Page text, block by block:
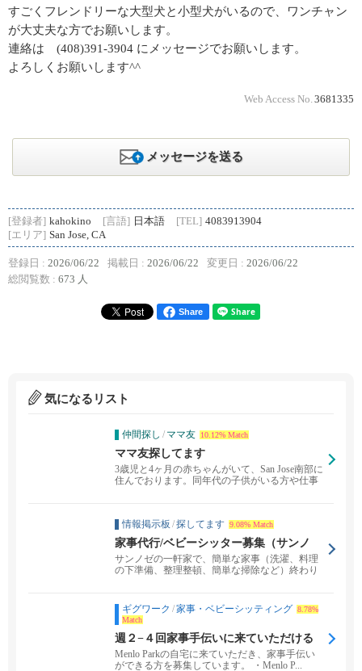
すごくフレンドリーな大型犬と小型犬がいるので、ワンチャン
が大丈夫な方でお願いします。
連絡は (408)391-3904 にメッセージでお願いします。
よろしくお願いします^^
Web Access No. 3681335
メッセージを送る
[登録者] kahokino [言語] 日本語 [TEL] 4083913904
[エリア] San Jose, CA
登録日 : 2026/06/22 掲載日 : 2026/06/22 変更日 : 2026/06/22
総閲覧数 : 673 人
Share
気になるリスト
仲間探し / ママ友 10.12% Match
ママ友探してます
3歳児と4ヶ月の赤ちゃんがいて、San Jose南部に
住んでおります。同年代の子供がいる方や仕事
情報掲示板 /探してます 9.08% Match
家事代行/ベビーシッター募集（サンノ
ゼ）＄25
サンノゼの一軒家で、簡単な家事（洗濯、料理
の下準備、整理整頓、簡単な掃除など）終わり
ギグワーク /家事・ベビーシッティング 8.78%
Match
週２−４回家事手伝いに来ていただける
方を探しています
Menlo Parkの自宅に来ていただき、家事手伝い
ができる方を募集しています。 ・Menlo P...